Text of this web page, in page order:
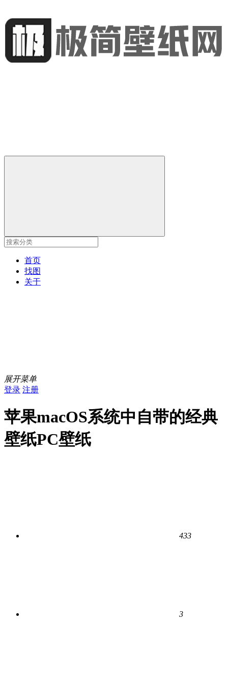
首页
找图
关于
展开菜单
登录 注册
苹果macOS系统中自带的经典
壁纸PC壁纸
433
3